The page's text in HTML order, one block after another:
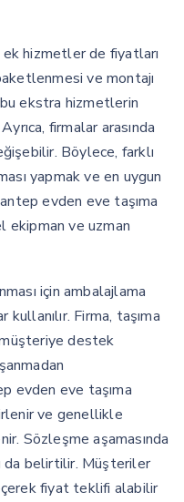
ek hizmetler de fiyatları
ve montajı
ekstra hizmetlerin
firmalar arasında
Böylece, farklı
yapmak ve en uygun
evden eve taşıma
ve uzman
için ambalajlama
Firma, taşıma
müşteriye destek
evden eve taşıma
ve genellikle
Sözleşme aşamasında
da belirtilir. Müşteriler
fiyat teklifi alabilir